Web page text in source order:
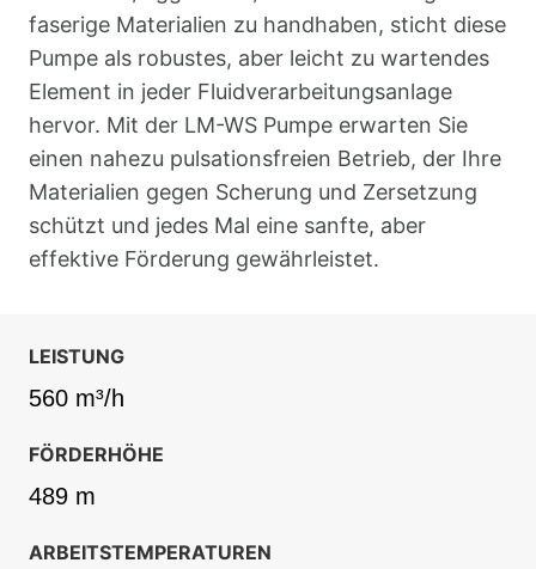
faserige Materialien zu handhaben, sticht diese
Pumpe als robustes, aber leicht zu wartendes
Element in jeder Fluidverarbeitungsanlage
hervor. Mit der LM-WS Pumpe erwarten Sie
einen nahezu pulsationsfreien Betrieb, der Ihre
Materialien gegen Scherung und Zersetzung
schützt und jedes Mal eine sanfte, aber
effektive Förderung gewährleistet.
LEISTUNG
560 m³/h
FÖRDERHÖHE
489 m
ARBEITSTEMPERATUREN